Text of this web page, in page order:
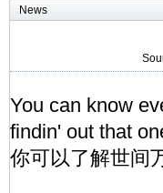
News
You can know
findin' out that
你可以了解世间